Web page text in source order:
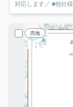
対応します／ ■他社
売地